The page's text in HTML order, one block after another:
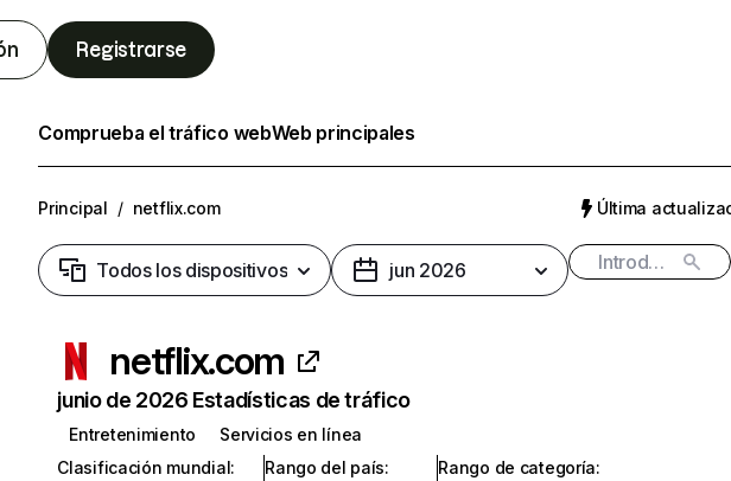
Registrarse
Comprueba el tráfico webWeb principales
Principal / netflix.com Última
Todos los dispositivos jun 2026
netflix.com
junio de 2026 Estadísticas de tráfico
Entretenimiento
Servicios en línea
Clasificación mundial:
Rango del país:
Rango de categoría: